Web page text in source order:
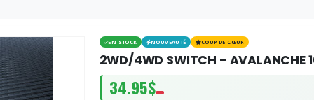
EN STOCK NOUVEAUTÉ COUP DE CŒUR
2WD/4WD SWITCH - AVALANCHE
34.95$